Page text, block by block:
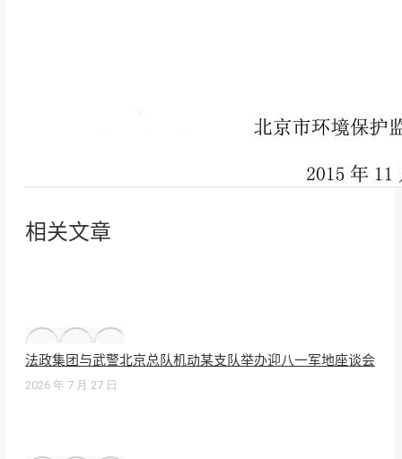
相关文章
法政集团与武警北京总队机动某支队举办迎八一军地座谈会
2026 年 7 月 27 日